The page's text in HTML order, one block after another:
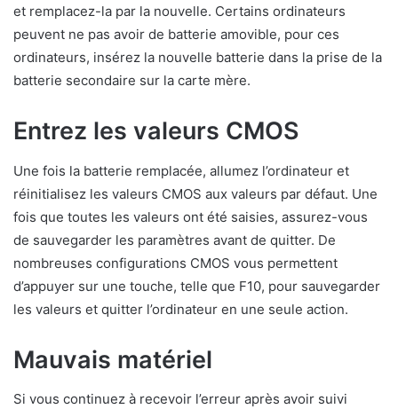
et remplacez-la par la nouvelle. Certains ordinateurs
peuvent ne pas avoir de batterie amovible, pour ces
ordinateurs, insérez la nouvelle batterie dans la prise de la
batterie secondaire sur la carte mère.
Entrez les valeurs CMOS
Une fois la batterie remplacée, allumez l’ordinateur et
réinitialisez les valeurs CMOS aux valeurs par défaut. Une
fois que toutes les valeurs ont été saisies, assurez-vous
de sauvegarder les paramètres avant de quitter. De
nombreuses configurations CMOS vous permettent
d’appuyer sur une touche, telle que F10, pour sauvegarder
les valeurs et quitter l’ordinateur en une seule action.
Mauvais matériel
Si vous continuez à recevoir l’erreur après avoir suivi